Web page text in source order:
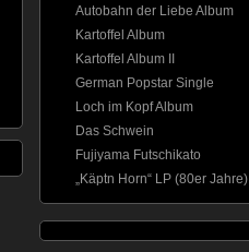
Autobahn der Liebe Album
Kartoffel Album
Kartoffel Album II
German Popstar Single
Loch im Kopf Album
Das Schwein
Fujiyama Futschikato
„Käptn Horn“ LP (80er Jahre)